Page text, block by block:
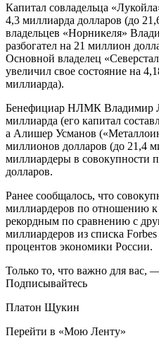
Капитал совладельца
4,3 миллиарда долларов (до
владельцев «Норникеля»
разбогател на 21 миллион
Основной владелец
увеличил свое состояние на
миллиарда).
Бенефициар НЛМК Владимир
миллиарда (его капитал
а Алишер Усманов
миллионов долларов (до 21,4
миллиардеры в совокупности
долларов.
Ранее сообщалось, что
миллиардеров по отношению
рекордным по сравнению с
миллиардеров из списка
процентов экономики России.
Только то, что важно для вас,
Подписывайтесь
Платон Щукин
Перейти в «Мою Ленту»